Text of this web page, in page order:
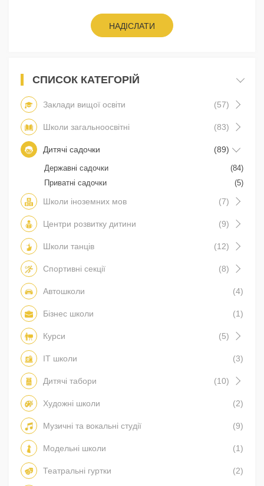
НАДІСЛАТИ
СПИСОК КАТЕГОРІЙ
Заклади вищої освіти (57)
Школи загальноосвітні (83)
Дитячі садочки (89)
Державні садочки
(84)
Приватні садочки
(5)
Школи іноземних мов (7)
Центри розвитку дитини (9)
Школи танців (12)
Спортивні секції (8)
Автошколи (4)
Бізнес школи (1)
Курси (5)
IT школи (3)
Дитячі табори (10)
Художні школи (2)
Музичні та вокальні студії (9)
Модельні школи (1)
Театральні гуртки (2)